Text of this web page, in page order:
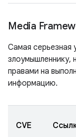
Media
Самая серьезная
злоумышленнику,
правами на
информацию.
CVE